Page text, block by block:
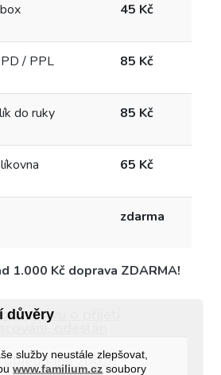
důvěry
služby neustále zlepšovat,
www.familium.cz soubory
45 Kč
/ PPL 85 Kč
do ruky 85 Kč
65 Kč
zdarma
1.000 Kč doprava ZDARMA!
zprávu o přijetí
odeslán
zboží?